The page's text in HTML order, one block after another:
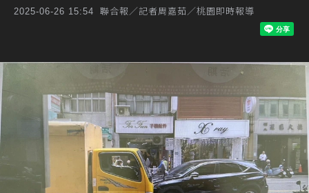
2025-06-26 15:54 聯合報／記者周嘉茹／桃園即時報導